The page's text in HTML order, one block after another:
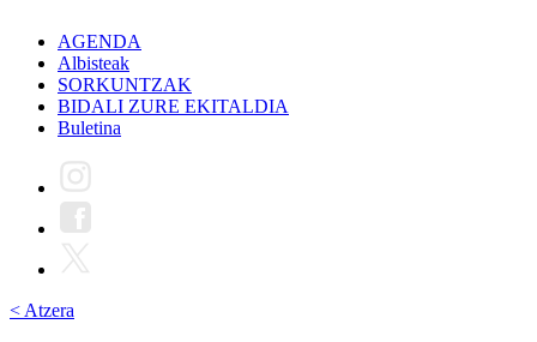
AGENDA
Albisteak
SORKUNTZAK
BIDALI ZURE EKITALDIA
Buletina
< Atzera